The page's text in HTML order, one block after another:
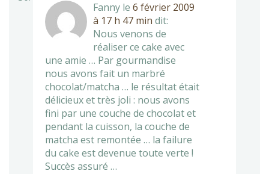
Fanny le 6 février 2009
à 17 h 47 min dit:
Nous venons de
réaliser ce cake avec
une amie … Par gourmandise
nous avons fait un marbré
chocolat/matcha … le résultat était
délicieux et très joli : nous avons
fini par une couche de chocolat et
pendant la cuisson, la couche de
matcha est remontée … la failure
du cake est devenue toute verte !
Succès assuré …